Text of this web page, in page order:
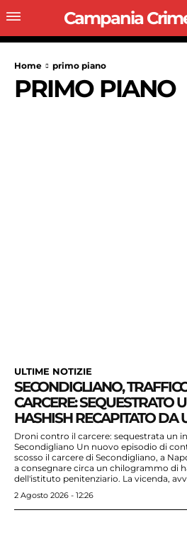
Campania
Home primo piano
PRIMO PIANO
ULTIME NOTIZIE
SECONDIGLIANO,
CARCERE: SEQUESTRATO
HASHISH RECAPITATO DA
Droni contro il carcere: sequestrata un
Secondigliano Un nuovo episodio di
scosso il carcere di Secondigliano, a
a consegnare circa un chilogrammo di
dell'istituto penitenziario. La vicenda,
2 Agosto 2026 - 12:26